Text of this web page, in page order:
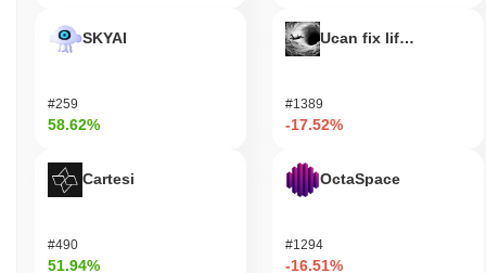
他们的代币来确认交易并维护网络完整性。这种模型相比传统的工
作量证明系统，允许高效的交易处理和节能。该协议采用椭圆曲线
网络的贡献而获得奖励。此外，该协议还包含惩罚机制，对恶意行
为或未能正确验证交易的验证者进行惩罚，从而增强网络的安全性
立了治理流程，允许利益相关者参与决策。多样化的客户端实现也
有助于网络的韧性，确保其能够抵御潜在的漏洞和攻击。
LarryCoin在2023年初面临了一些与社区治理争议相关的问题。社区
SKYAI
#259
58.62%
Cartesi
#490
51.94%
Ucan fix life in1day
#1389
-17.52%
OctaSpace
#1294
-16.51%